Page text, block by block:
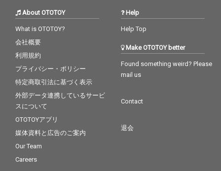
About OTOTOY
What is OTOTOY?
会社概要
利用規約
プライバシー・ポリシー
特定商取引法に基づく表示
外部データ連携しているサービ
スについて
OTOTOYアプリ
媒体資料と広告のご案内
Our Team
Careers
Help
Help Top
Make OTOTOY better
Found something weird? Please
mail us
Contact
退会